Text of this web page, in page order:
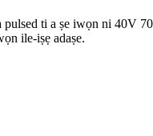
pulsed ti a ṣe iwọn ni 40V
ile-iṣẹ adaṣe.